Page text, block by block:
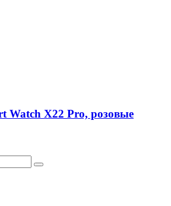
Watch X22 Pro, розовые